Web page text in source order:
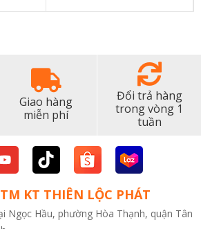
Giao hàng
miễn phí
Đổi trả hàng
trong vòng 1
tuần
KT THIÊN LỘC PHÁT
Ngọc Hầu, phường Hòa Thạnh, quận Tân